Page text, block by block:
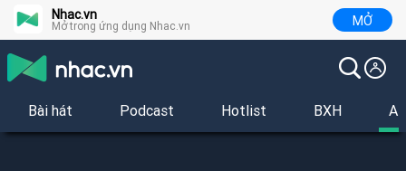
Nhac.vn
Mở trong ứng dụng Nhac.vn MỞ
Bài hát Podcast Hotlist BXH